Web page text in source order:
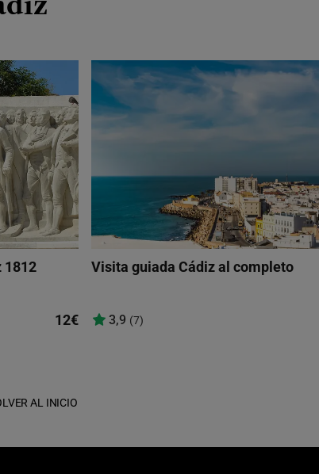
1812
12€
Visita guiada Cádiz al completo
3,9 (7)
AL INICIO